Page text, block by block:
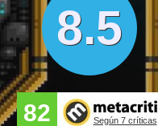
8.5
82 Según 7 críticas